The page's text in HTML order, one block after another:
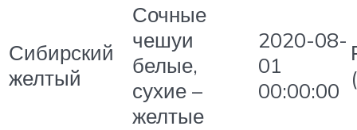
Сибирский
желтый
Сочные
чешуи
белые,
сухие –
желтые
2020-08-
01
00:00:00